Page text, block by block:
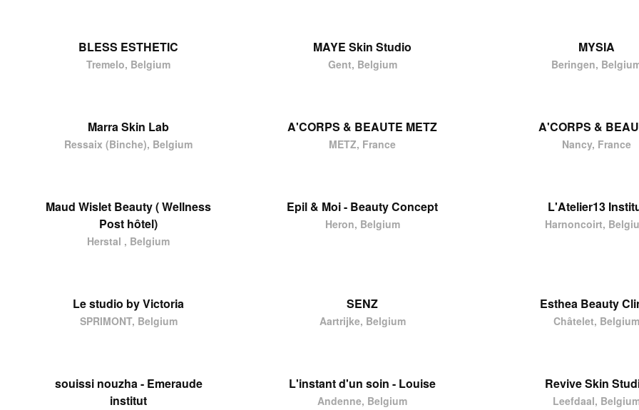
BLESS ESTHETIC
Tremelo, Belgium
MAYE Skin Studio
Gent, Belgium
MYSIA
Beringen,
Marra Skin Lab
Ressaix (Binche), Belgium
A'CORPS & BEAUTE METZ
METZ, France
A'CORPS &
Nancy, France
Maud Wislet Beauty ( Wellness
Post hôtel)
Herstal , Belgium
Epil & Moi - Beauty Concept
Heron, Belgium
L'Atelier13
Harnoncoirt,
Le studio by Victoria
SPRIMONT, Belgium
SENZ
Aartrijke, Belgium
Esthea Beauty
Châtelet, Belgium
souissi nouzha - Emeraude
institut
L'instant d'un soin - Louise
Andenne, Belgium
Revive Skin
Leefdaal,